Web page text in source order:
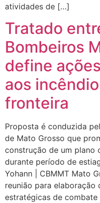
atividades de […]
Tratado
Bombeiros
define
aos
fronteira
Proposta é conduzida
de Mato Grosso que
construção de um plano
durante período de
Yohann | CBMMT Mato
reunião para elaboração
estratégicas de